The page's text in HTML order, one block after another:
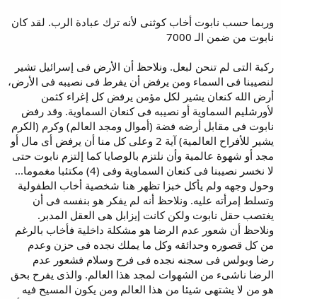
وربما حسب نابوت أخاب كوثنى لأنه ترك عبادة الرب. لقد كان
نابوت من ضمن الـ 7000
ركبة التى لم تنحن لبعل. ونلاحظ أن الأرض فى إسرائيل تشير
لنصيبنا فى السماء ومن يرفض أن يفرط فى نصيبه فى الأرض،
أرض الله كنعان يشير لكل مؤمن يرفض كل إغراء كثمن
لأورشليم السماوية أو نصيبه فى كنعان السماوية. وقد رفض
نابوت فى مقابل أرضه فضة (أموال ومجد العالم) وكرم (الكرم
يشير للأفراح العالمية) آية 2 وعلى كل منا أن يرفض أى مال أو
مجد أو شهوة عالمية وأن نلتزم بالوصايا كما إلتزم نابوت حتى
لا نخسر نصيبنا فى كنعان السماوية وفى (4) مكتئبا مغموما...
وحول وجهه ولم يأكل خبزا تظهر هنا شخصية أخاب الطفولية
وتسلط إمرأته عليه. ونلاحظ أنه لم يفكر هو بنفسه فى أن
يغتصب حقل نابوت ولكن كانت إيزابل هى العقل المدبر.
ونلاحظ أن شعور عدم الرضا هو مشكلة داخلية فأخاب بالرغم
من كل قصوره وحدائقه وكل ما يملك نجده فى حزن وعدم
رضا وبولس فى سجنه نجده فى فرح وسلام فشعور عدم
الرضا ناشىء من الشهوات لمجد هذا العالم. والذى يفرح بحق
هو من لا يشتهى شيئا من هذا العالم ومن يكون المسيح فيه